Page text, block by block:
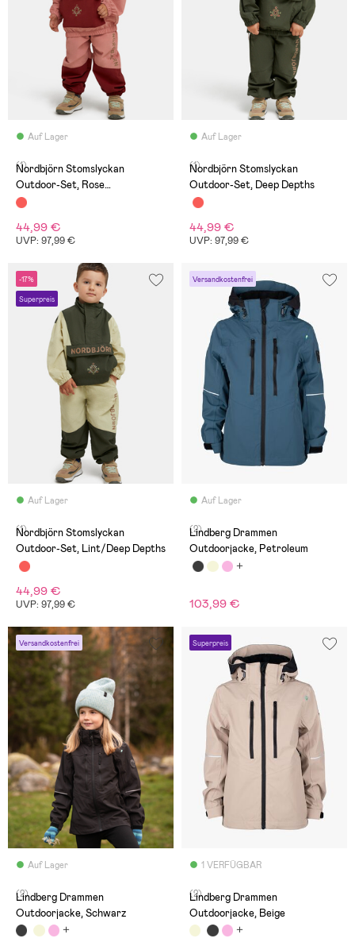
Auf Lager
(1)
Nordbjörn Stomslyckan
Outdoor-Set, Rose
Dawn/Madder Brown
44,99 €
UVP: 97,99 €
Auf Lager
(1)
Nordbjörn Stomslyckan
Outdoor-Set, Deep Depths
44,99 €
UVP: 97,99 €
-17%
Superpreis
Auf Lager
(1)
Nordbjörn Stomslyckan
Outdoor-Set, Lint/Deep Depths
44,99 €
UVP: 97,99 €
Versandkostenfrei
Auf Lager
(2)
Lindberg Drammen
Outdoorjacke, Petroleum
103,99 €
Versandkostenfrei
Auf Lager
(2)
Lindberg Drammen
Outdoorjacke, Schwarz
Superpreis
1 VERFÜGBAR
(2)
Lindberg Drammen
Outdoorjacke, Beige